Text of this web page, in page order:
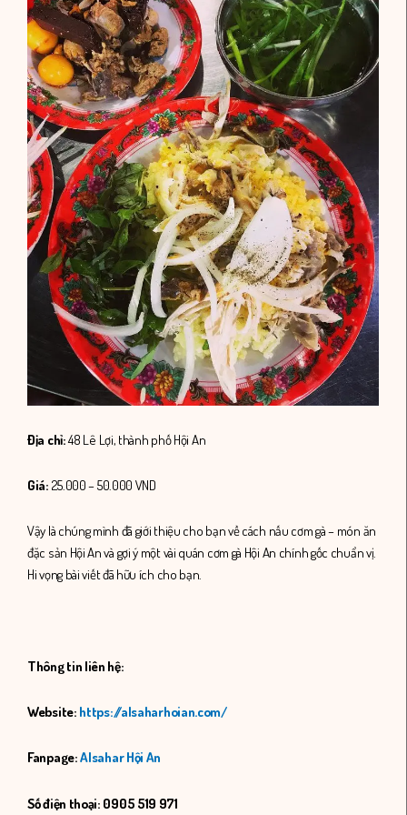
Địa chỉ:48 Lê Lợi, thành phố Hội An
Giá: 25.000 – 50.000 VND
Vậy là chúng mình đã giới thiệu cho bạn về cách nấu cơm gà – món ăn
đặc sản Hội An và gợi ý một vài quán cơm gà Hội An chính gốc chuẩn vị.
Hi vọng bài viết đã hữu ích cho bạn.
Thông tin liên hệ:
Website: https://alsaharhoian.com/
Fanpage:Alsahar Hội An
Số điện thoại: 0905 519 971